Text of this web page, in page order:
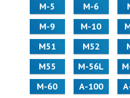
М-5
М-6
М-9
М-10
М51
М52
М55
M-56L
M-60
А-100